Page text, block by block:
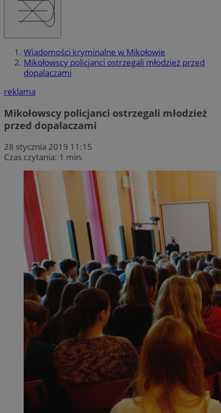
Wiadomości kryminalne w Mikołowie
Mikołowscy policjanci ostrzegali młodzież przed
dopalaczami
reklama
Mikołowscy policjanci ostrzegali młodzież
przed dopalaczami
28 stycznia 2019 11:15
Czas czytania: 1 min.